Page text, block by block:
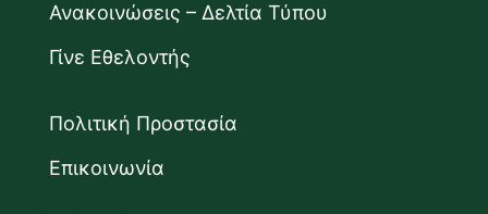
Ανακοινώσεις – Δελτία Τύπου
Γίνε Εθελοντής
Πολιτική Προστασία
Επικοινωνία